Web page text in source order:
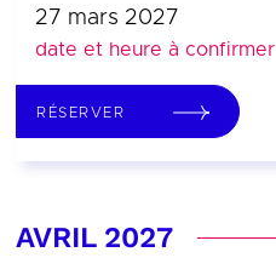
27 mars 2027
date et heure à confirmer
RÉSERVER
AVRIL 2027